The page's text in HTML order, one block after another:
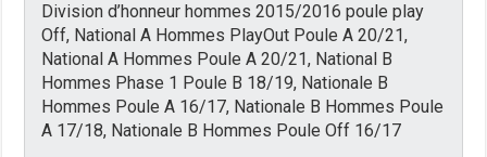
Division d’honneur hommes 2015/2016 poule play
Off, National A Hommes PlayOut Poule A 20/21,
National A Hommes Poule A 20/21, National B
Hommes Phase 1 Poule B 18/19, Nationale B
Hommes Poule A 16/17, Nationale B Hommes Poule
A 17/18, Nationale B Hommes Poule Off 16/17